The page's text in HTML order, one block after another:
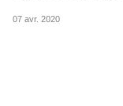
07 avr. 2020